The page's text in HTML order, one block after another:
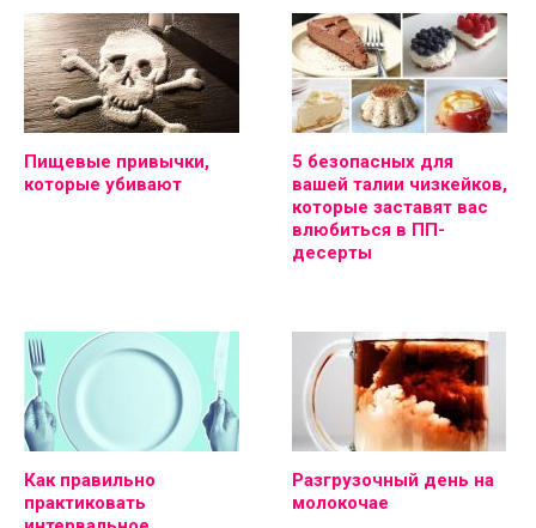
Пищевые привычки,
которые убивают
5 безопасных для
вашей талии чизкейков,
которые заставят вас
влюбиться в ПП-
десерты
Как правильно
практиковать
Разгрузочный день на
молокочае